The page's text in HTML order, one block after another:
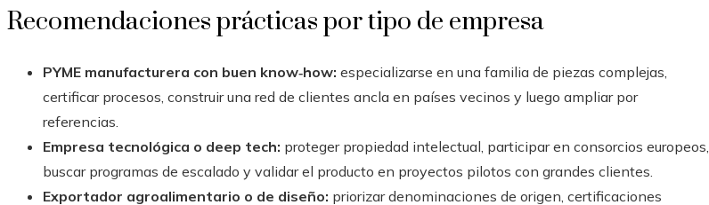
Recomendaciones prácticas por tipo de empresa
PYME manufacturera con buen know‑how: especializarse en una familia de piezas complejas,
certificar procesos, construir una red de clientes ancla en países vecinos y luego ampliar por
referencias.
Empresa tecnológica o deep tech: proteger propiedad intelectual, participar en consorcios europeos,
buscar programas de escalado y validar el producto en proyectos pilotos con grandes clientes.
Exportador agroalimentario o de diseño: priorizar denominaciones de origen, certificaciones